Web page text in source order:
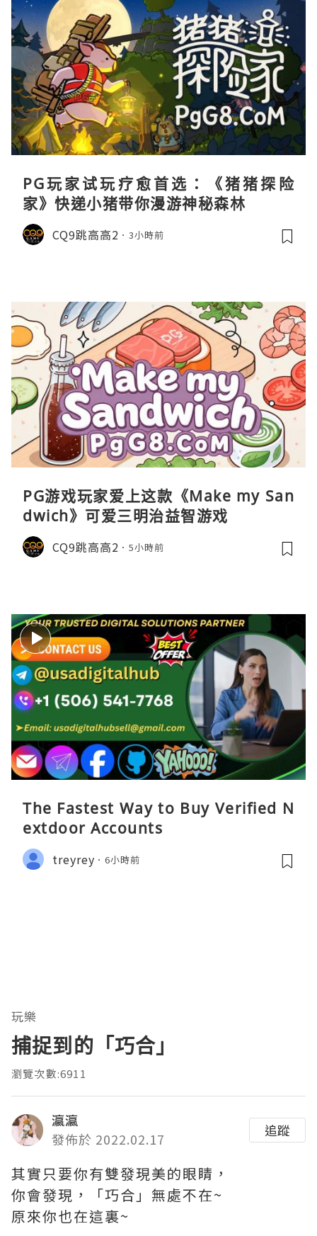
PG玩家试玩疗愈首选：《猪猪探险
家》快递小猪带你漫游神秘森林
CQ9跳高高2 3小時前
PG游戏玩家爱上这款《Make my San
dwich》可爱三明治益智游戏
CQ9跳高高2 5小時前
The Fastest Way to Buy Verified N
extdoor Accounts
treyrey 6小時前
玩樂
捕捉到的「巧合」
瀏覽次數:6911
瀛瀛
發佈於 2022.02.17
追蹤
其實只要你有雙發現美的​眼睛，
你會發現，「巧合」無處不在~
原來你也在這裏~